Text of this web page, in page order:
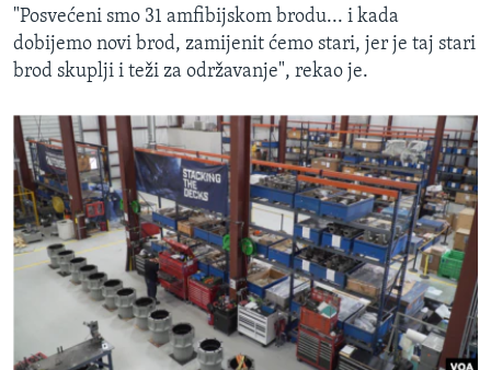
"Posvećeni smo 31 amfibijskom brodu... i kada
dobijemo novi brod, zamijenit ćemo stari, jer je taj stari
brod skuplji i teži za održavanje", rekao je.